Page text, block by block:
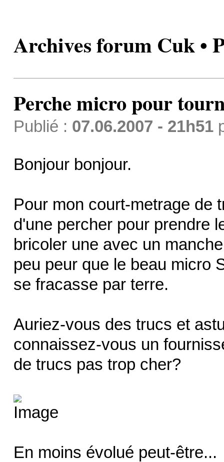
Archives forum Cuk •
Perche micro pour
Publié : 07.06.2007 - 21h51
Bonjour bonjour.
Pour mon court-metrage de
d'une percher pour prendre
bricoler une avec un
peu peur que le beau micro
se fracasse par terre.
Auriez-vous des trucs et
connaissez-vous un
de trucs pas trop cher?
En moins évolué peut-être...